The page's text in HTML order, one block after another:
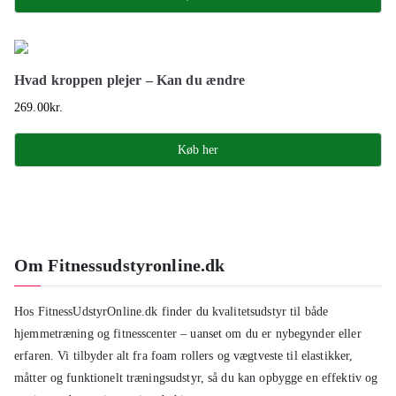
Hvad kroppen plejer – Kan du ændre
269.00kr.
Køb her
Om Fitnessudstyronline.dk
Hos FitnessUdstyrOnline.dk finder du kvalitetsudstyr til både
hjemmetræning og fitnesscenter – uanset om du er nybegynder eller
erfaren. Vi tilbyder alt fra foam rollers og vægtveste til elastikker,
måtter og funktionelt træningsudstyr, så du kan opbygge en effektiv og